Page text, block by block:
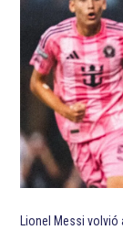
Lionel Messi volvió